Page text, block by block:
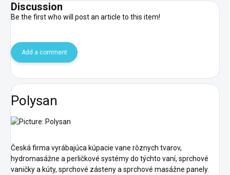
Discussion
Be the first who will post an article to this item!
Add a comment
Polysan
Česká firma vyrábajúca kúpacie vane rôznych tvarov,
hydromasážne a perličkové systémy do týchto vaní, sprchové
vaničky a kúty, sprchové zásteny a sprchové masážne panely.